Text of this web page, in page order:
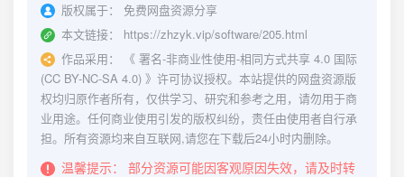
版权属于：
免费网盘资源分享
本文链接：
https://zhzyk.vip/software/205.html
作品采用：
《 署名-非商业性使用-相同方式共享 4.0 国际
(CC BY-NC-SA 4.0) 》许可协议授权。本站提供的网盘资源版
权均归原作者所有，仅供学习、研究和参考之用，请勿用于商
业用途。任何商业使用引发的版权纠纷，责任由使用者自行承
担。所有资源均来自互联网,请您在下载后24小时内删除。
温馨提示：
部分资源可能因客观原因失效，请及时转